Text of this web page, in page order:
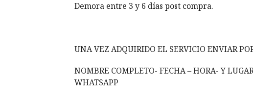
Demora entre 3 y 6 días post compra.
UNA VEZ ADQUIRIDO EL SERVICIO ENVIAR
NOMBRE COMPLETO- FECHA – HORA- Y
WHATSAPP